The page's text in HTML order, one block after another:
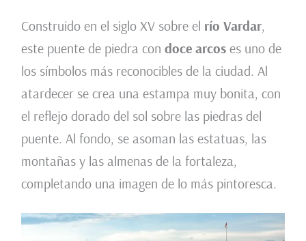
Construido en el siglo XV sobre el río Vardar,
este puente de piedra con doce arcoses uno de
los símbolos más reconocibles de la ciudad. Al
atardecer se crea una estampa muy bonita, con
el reflejo dorado del sol sobre las piedras del
puente. Al fondo, se asoman las estatuas, las
montañas y las almenas de la fortaleza,
completando una imagen de lo más pintoresca.